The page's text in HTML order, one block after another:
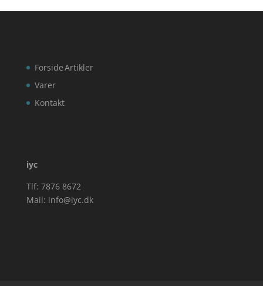
Forside
Varer
Kontakt
Artikler
iyc
Tlf: 7876 8672
Mail: info@iyc.dk